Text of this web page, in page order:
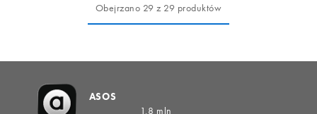
Obejrzano 29 z 29 produktów
ASOS
1,8 mln